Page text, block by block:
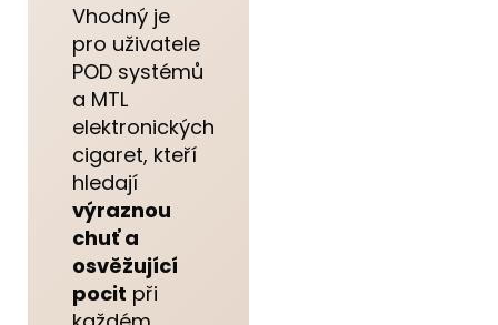
Vhodný je
pro uživatele
POD systémů
a MTL
elektronických
cigaret, kteří
hledají
výraznou
chuť a
osvěžující
pocit při